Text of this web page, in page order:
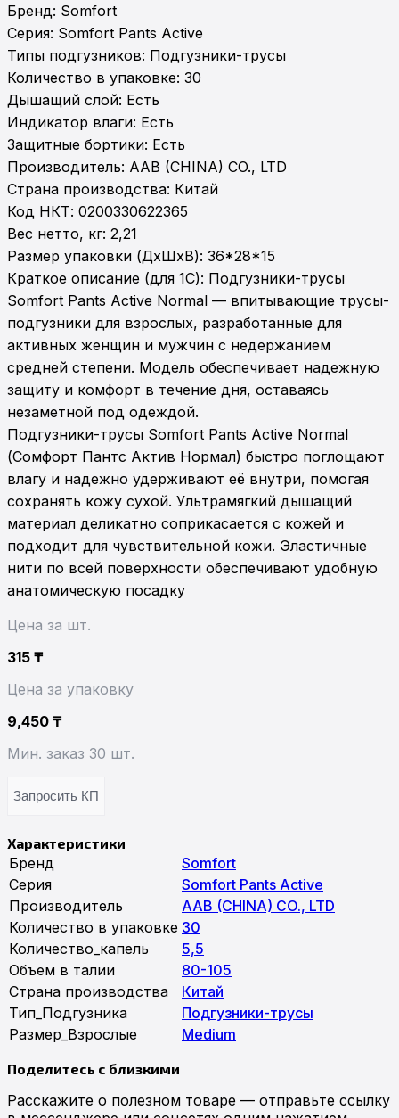
Бренд: Somfort
Серия: Somfort Pants Active
Типы подгузников: Подгузники-трусы
Количество в упаковке: 30
Дышащий слой: Есть
Индикатор влаги: Есть
Защитные бортики: Есть
Производитель: AAB (CHINA) CO., LTD
Страна производства: Китай
Код НКТ: 0200330622365
Вес нетто, кг: 2,21
Размер упаковки (ДхШхВ): 36*28*15
Краткое описание (для 1С): Подгузники-трусы
Somfort Pants Active Normal — впитывающие трусы-
подгузники для взрослых, разработанные для
активных женщин и мужчин с недержанием
средней степени. Модель обеспечивает надежную
защиту и комфорт в течение дня, оставаясь
незаметной под одеждой.
Подгузники-трусы Somfort Pants Active Normal
(Сомфорт Пантс Актив Нормал) быстро поглощают
влагу и надежно удерживают её внутри, помогая
сохранять кожу сухой. Ультрамягкий дышащий
материал деликатно соприкасается с кожей и
подходит для чувствительной кожи. Эластичные
нити по всей поверхности обеспечивают удобную
анатомическую посадку
Цена за шт.
315 ₸
Цена за упаковку
9,450 ₸
Мин. заказ 30 шт.
Запросить КП
Характеристики
Бренд
Somfort
Серия
Somfort Pants Active
Производитель
AAB (CHINA) CO., LTD
Количество в упаковке 30
Количество_капель
5,5
Объем в талии
80-105
Страна производства
Китай
Тип_Подгузника
Подгузники-трусы
Размер_Взрослые
Medium
Поделитесь с близкими
Расскажите о полезном товаре — отправьте ссылку